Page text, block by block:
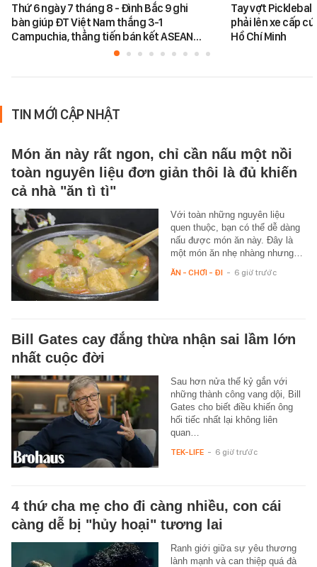
Thứ 6 ngày 7 tháng 8 - Đình Bắc 9 ghi
bàn giúp ĐT Việt Nam thắng 3-1
Campuchia, thẳng tiến bán kết ASEAN…
Tay vợt
phải lên xe cấp
Hồ Chí Minh
TIN MỚI CẬP NHẬT
Món ăn này rất ngon, chỉ cần nấu một nồi
toàn nguyên liệu đơn giản thôi là đủ khiến
cả nhà "ăn tì tì"
Với toàn những nguyên liệu
quen thuộc, bạn có thể dễ dàng
nấu được món ăn này. Đây là
một món ăn nhẹ nhàng nhưng…
ĂN - CHƠI - ĐI - 6 giờ trước
Bill Gates cay đắng thừa nhận sai lầm lớn
nhất cuộc đời
Sau hơn nửa thế kỷ gắn với
những thành công vang dội, Bill
Gates cho biết điều khiến ông
hối tiếc nhất lại không liên
quan…
TEK-LIFE - 6 giờ trước
4 thứ cha mẹ cho đi càng nhiều, con cái
càng dễ bị "hủy hoại" tương lai
Ranh giới giữa sự yêu thương
lành mạnh và can thiệp quá đà